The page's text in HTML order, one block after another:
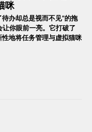
咪
办却总是视而不见”的拖
你眼前一亮。它打破了
地将任务管理与虚拟猫咪